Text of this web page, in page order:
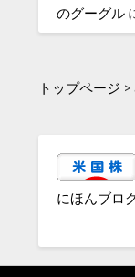
のグーグル
トップページ >
にほんブロ